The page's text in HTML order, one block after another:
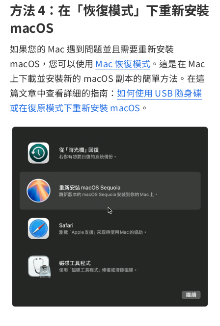
方法 4：在「恢復模式」下重新安裝
macOS
如果您的 Mac 遇到問題並且需要重新安裝
macOS，您可以使用 Mac 恢復模式 。這是在 Mac
上下載並安裝新的 macOS 副本的簡單方法。在這
篇文章中查看詳細的指南：如何使用 USB 隨身碟
或在復原模式下重新安裝 macOS 。